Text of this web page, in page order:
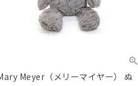
Meyer（メリーマイヤー） ぬ